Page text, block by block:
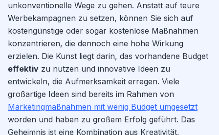
unkonventionelle Wege zu gehen. Anstatt auf teure
Werbekampagnen zu setzen, können Sie sich auf
kostengünstige oder sogar kostenlose Maßnahmen
konzentrieren, die dennoch eine hohe Wirkung
erzielen. Die Kunst liegt darin, das vorhandene Budget
effektiv zu nutzen und innovative Ideen zu
entwickeln, die Aufmerksamkeit erregen. Viele
großartige Ideen sind bereits im Rahmen von
Marketingmaßnahmen mit wenig Budget umgesetzt
worden und haben zu großem Erfolg geführt. Das
Geheimnis ist eine Kombination aus Kreativität,